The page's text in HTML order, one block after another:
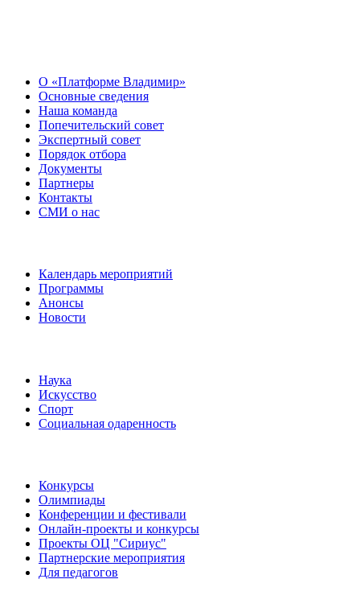
О «Платформе Владимир»
Основные сведения
Наша команда
Попечительский совет
Экспертный совет
Порядок отбора
Документы
Партнеры
Контакты
СМИ о нас
Календарь мероприятий
Программы
Анонсы
Новости
Наука
Искусство
Спорт
Социальная одаренность
Конкурсы
Олимпиады
Конференции и фестивали
Онлайн-проекты и конкурсы
Проекты ОЦ "Сириус"
Партнерские мероприятия
Для педагогов